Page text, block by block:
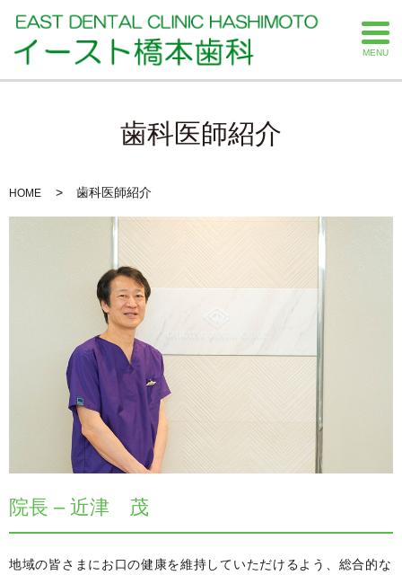
MENU
歯科医師紹介
HOME 歯科医師紹介
院長 – 近津 茂
地域の皆さまにお口の健康を維持していただけるよう、総合的な